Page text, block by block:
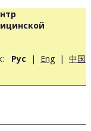
Рус | Eng | 中国